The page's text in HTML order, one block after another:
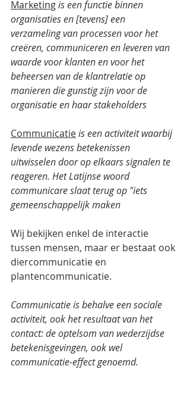
Marketingis een functie binnen
organisaties en [tevens] een
verzameling van processen voor het
creëren, communiceren en leveren van
waarde voor klanten en voor het
beheersen van de klantrelatie op
manieren die gunstig zijn voor de
organisatie en haar stakeholders
Communicatie is een activiteit waarbij
levende wezens betekenissen
uitwisselen door op elkaars signalen te
reageren. Het Latijnse woord
communicare slaat terug op "iets
gemeenschappelijk maken
Wij bekijken enkel de interactie
tussen mensen, maar er bestaat ook
diercommunicatie en
plantencommunicatie.
Communicatie is behalve een sociale
activiteit, ook het resultaat van het
contact: de optelsom van wederzijdse
betekenisgevingen, ook wel
communicatie-effect genoemd.